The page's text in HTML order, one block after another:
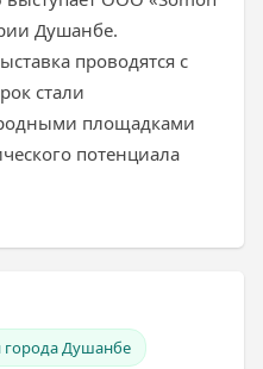
Душанбе.
проводятся с
стали
площадками
потенциала
города Душанбе